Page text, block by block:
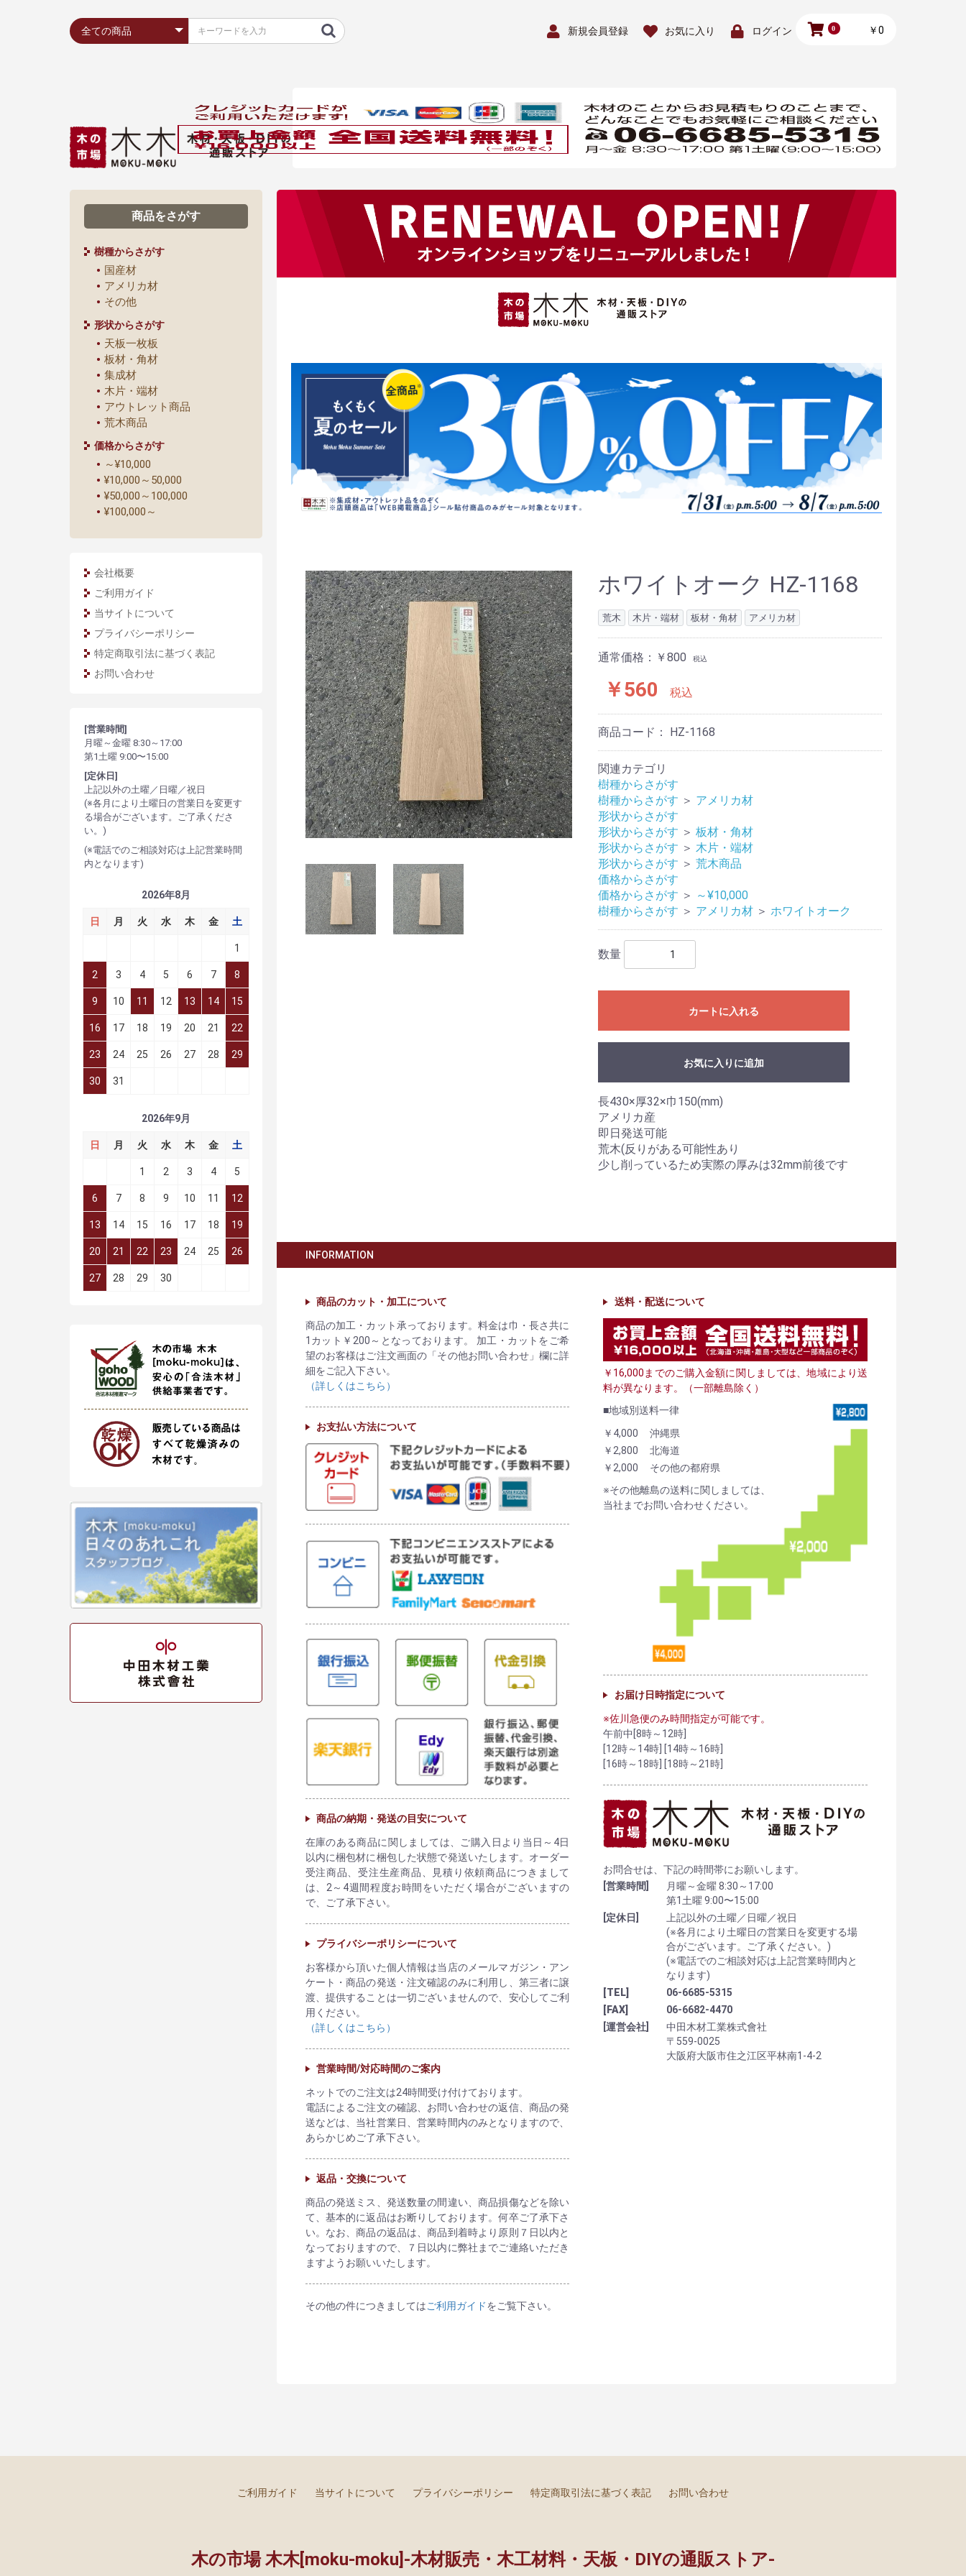
新規会員登録 お気に入り ログイン 0 ￥0
商品をさがす
樹種からさがす
国産材
アメリカ材
その他
形状からさがす
天板一枚板
板材・角材
集成材
木片・端材
アウトレット商品
荒木商品
価格からさがす
～¥10,000
¥10,000～50,000
¥50,000～100,000
¥100,000～
会社概要
ご利用ガイド
当サイトについて
プライバシーポリシー
特定商取引法に基づく表記
お問い合わせ
[営業時間]
月曜～金曜 8:30～17:00
第1土曜 9:00〜15:00
[定休日]
上記以外の土曜／日曜／祝日
(※各月により土曜日の営業日を変更す
る場合がございます。ご了承くださ
い。)
(※電話でのご相談対応は上記営業時間
内となります)
2026年8月
日 月 火 水 木 金 土
1
2 3 4 5 6 7 8
9 10 11 12 13 14 15
16 17 18 19 20 21 22
23 24 25 26 27 28 29
30 31
2026年9月
日 月 火 水 木 金 土
1 2 3 4 5
6 7 8 9 10 11 12
13 14 15 16 17 18 19
20 21 22 23 24 25 26
27 28 29 30
ホワイトオーク HZ-1168
荒木 木片・端材 板材・角材 アメリカ材
通常価格：￥800 税込
￥560 税込
商品コード： HZ-1168
関連カテゴリ
樹種からさがす
樹種からさがす ＞ アメリカ材
形状からさがす
形状からさがす ＞ 板材・角材
形状からさがす ＞ 木片・端材
形状からさがす ＞ 荒木商品
価格からさがす
価格からさがす ＞ ～¥10,000
樹種からさがす ＞ アメリカ材 ＞ ホワイトオーク
数量
カートに入れる
お気に入りに追加
長430×厚32×巾150(mm)
アメリカ産
即日発送可能
荒木(反りがある可能性あり
少し削っているため実際の厚みは32mm前後です
INFORMATION
商品のカット・加工について
商品の加工・カット承っております。料金は巾・長さ共に
1カット￥200～となっております。 加工・カットをご希
望のお客様はご注文画面の「その他お問い合わせ」欄に詳
細をご記入下さい。
（詳しくはこちら）
お支払い方法について
商品の納期・発送の目安について
在庫のある商品に関しましては、ご購入日より当日～4日
以内に梱包材に梱包した状態で発送いたします。オーダー
受注商品、受注生産商品、見積り依頼商品につきまして
は、2～4週間程度お時間をいただく場合がございますの
で、ご了承下さい。
プライバシーポリシーについて
お客様から頂いた個人情報は当店のメールマガジン・アン
ケート・商品の発送・注文確認のみに利用し、第三者に譲
渡、提供することは一切ございませんので、安心してご利
用ください。
（詳しくはこちら）
営業時間/対応時間のご案内
ネットでのご注文は24時間受け付けております。
電話によるご注文の確認、お問い合わせの返信、商品の発
送などは、当社営業日、営業時間内のみとなりますので、
あらかじめご了承下さい。
返品・交換について
商品の発送ミス、発送数量の間違い、商品損傷などを除い
て、基本的に返品はお断りしております。何卒ご了承下さ
い。なお、商品の返品は、商品到着時より原則７日以内と
なっておりますので、７日以内に弊社までご連絡いただき
ますようお願いいたします。
その他の件につきましてはご利用ガイドをご覧下さい。
送料・配送について
￥16,000までのご購入金額に関しましては、地域により送
料が異なります。（一部離島除く）
■地域別送料一律
￥4,000
沖縄県
￥2,800
北海道
￥2,000
その他の都府県
※その他離島の送料に関しましては、
当社までお問い合わせください。
お届け日時指定について
※佐川急便のみ時間指定が可能です。
午前中[8時～12時]
[12時～14時] [14時～16時]
[16時～18時] [18時～21時]
お問合せは、下記の時間帯にお願いします。
[営業時間]
月曜～金曜 8:30～17:00
第1土曜 9:00〜15:00
[定休日]
上記以外の土曜／日曜／祝日
(※各月により土曜日の営業日を変更する場
合がございます。ご了承ください。)
(※電話でのご相談対応は上記営業時間内と
なります)
[TEL]
06-6685-5315
[FAX]
06-6682-4470
[運営会社]
中田木材工業株式會社
〒559-0025
大阪府大阪市住之江区平林南1-4-2
ご利用ガイド 当サイトについて プライバシーポリシー 特定商取引法に基づく表記 お問い合わせ
木の市場 木木[moku-moku]-木材販売・木工材料・天板・DIYの通販ストア-